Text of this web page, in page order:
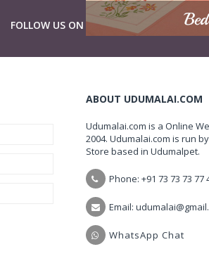
FOLLOW US ON
ABOUT UDUMALAI.COM
Udumalai.com is a Online
2004. Udumalai.com is run
Store based in Udumalpet.
Phone: +91 73 73 73 77
Email:
WhatsApp Chat